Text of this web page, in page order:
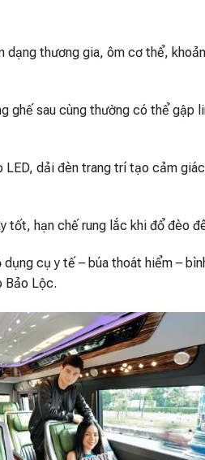
dạng thương gia, ôm cơ thể,
ghế sau cùng thường có thể gập
dải đèn trang trí tạo cảm
tốt, hạn chế rung lắc khi đổ đèo
cụ y tế – búa thoát hiểm –
Bảo Lộc.